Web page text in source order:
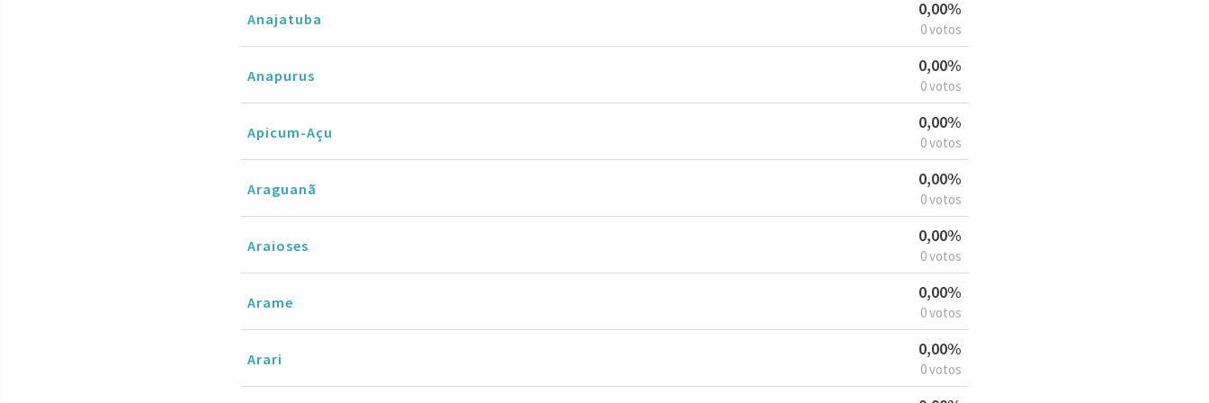
Anajatuba
0,00%
0 votos
Anapurus
0,00%
0 votos
Apicum-Açu
0,00%
0 votos
Araguanã
0,00%
0 votos
Araioses
0,00%
0 votos
Arame
0,00%
0 votos
Arari
0,00%
0 votos